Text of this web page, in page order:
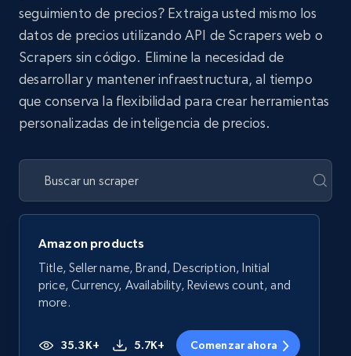
seguimiento de precios? Extraiga usted mismo los
datos de precios utilizando API de Scrapers web o
Scrapers sin código. Elimine la necesidad de
desarrollar y mantener infraestructura, al tiempo
que conserva la flexibilidad para crear herramientas
personalizadas de inteligencia de precios.
Amazon products
Title, Seller name, Brand, Description, Initial
price, Currency, Availability, Reviews count, and
more.
35.3K+ 5.7K+ Comenzar ahora